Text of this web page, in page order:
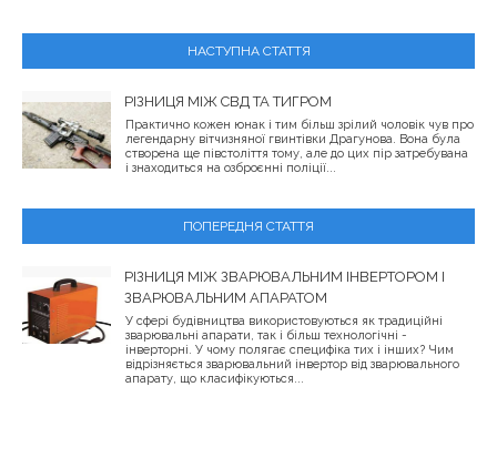
НАСТУПНА СТАТТЯ
РІЗНИЦЯ МІЖ СВД ТА ТИГРОМ
Практично кожен юнак і тим більш зрілий чоловік чув про
легендарну вітчизняної гвинтівки Драгунова. Вона була
створена ще півстоліття тому, але до цих пір затребувана
і знаходиться на озброєнні поліції...
ПОПЕРЕДНЯ СТАТТЯ
РІЗНИЦЯ МІЖ ЗВАРЮВАЛЬНИМ ІНВЕРТОРОМ І
ЗВАРЮВАЛЬНИМ АПАРАТОМ
У сфері будівництва використовуються як традиційні
зварювальні апарати, так і більш технологічні -
інверторні. У чому полягає специфіка тих і інших? Чим
відрізняється зварювальний інвертор від зварювального
апарату, що класифікуються...